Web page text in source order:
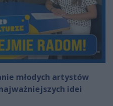
młodych artystów
idei